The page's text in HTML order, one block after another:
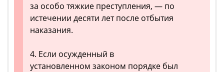
за особо тяжкие преступления, — по
истечении десяти лет после отбытия
наказания.
4. Если осужденный в
установленном законом порядке был